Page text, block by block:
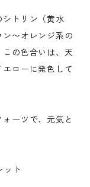
トリン（黄水
〜オレンジ系の
の色合いは、天
ローに発色して
ーツで、元気と
ット